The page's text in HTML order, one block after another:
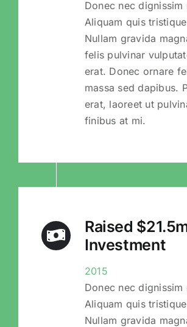
Donec nec dignissim
Aliquam quis
Nullam gravida
felis pulvinar
erat. Donec ornare
massa sed dapibus.
erat, laoreet ut
finibus at mi.
Raised
Investment
2015
Donec nec dignissim
Aliquam quis
Nullam gravida